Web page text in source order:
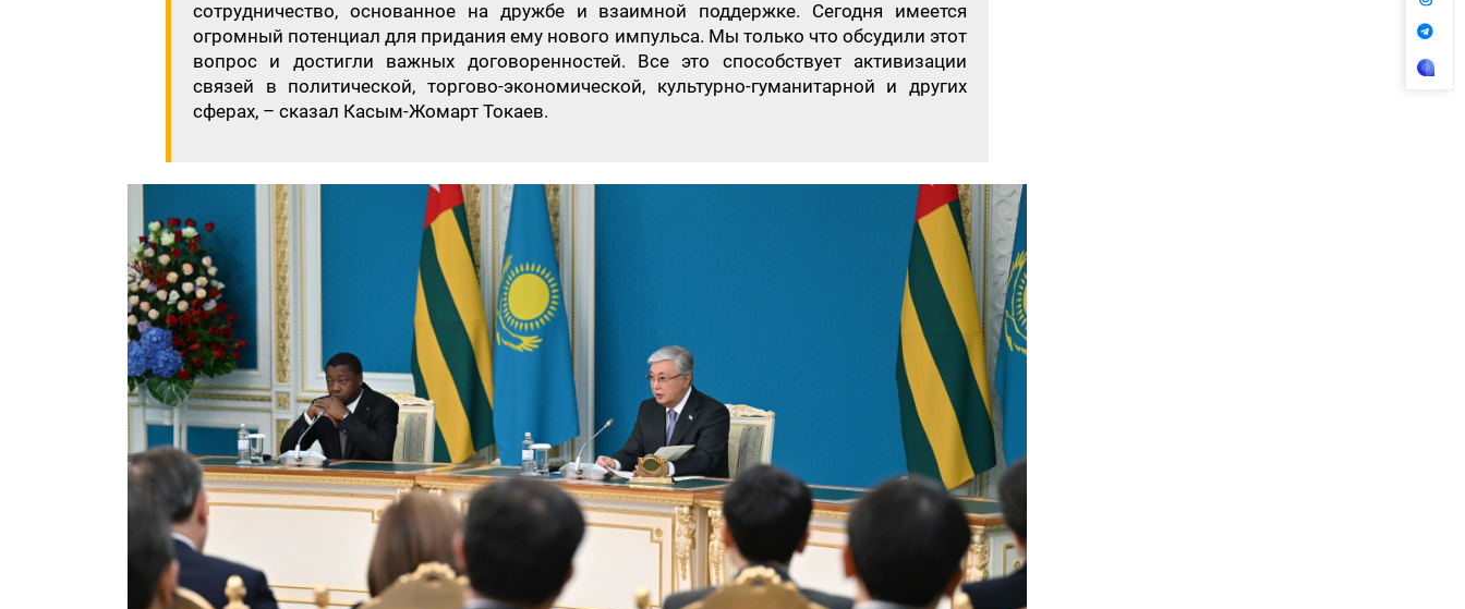
сотрудничество, основанное на дружбе и взаимной поддержке. Сегодня имеется
огромный потенциал для придания ему нового импульса. Мы только что обсудили этот
вопрос и достигли важных договоренностей. Все это способствует активизации
связей в политической, торгово-экономической, культурно-гуманитарной и других
сферах, – сказал Касым-Жомарт Токаев.